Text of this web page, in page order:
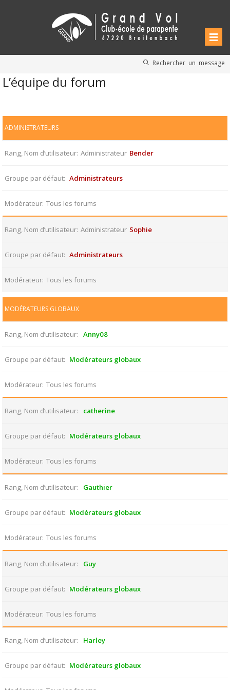
Rechercher un message
L’équipe du forum
ADMINISTRATEURS
Rang, Nom d’utilisateur Administrateur Bender
Groupe par défaut Administrateurs
Modérateur Tous les forums
Rang, Nom d’utilisateur Administrateur Sophie
Groupe par défaut Administrateurs
Modérateur Tous les forums
MODÉRATEURS GLOBAUX
Rang, Nom d’utilisateur Anny08
Groupe par défaut Modérateurs globaux
Modérateur Tous les forums
Rang, Nom d’utilisateur catherine
Groupe par défaut Modérateurs globaux
Modérateur Tous les forums
Rang, Nom d’utilisateur Gauthier
Groupe par défaut Modérateurs globaux
Modérateur Tous les forums
Rang, Nom d’utilisateur Guy
Groupe par défaut Modérateurs globaux
Modérateur Tous les forums
Rang, Nom d’utilisateur Harley
Groupe par défaut Modérateurs globaux